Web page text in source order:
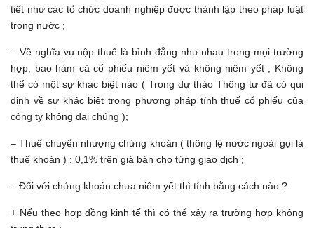
tiết như các tổ chức doanh nghiệp được thành lập theo pháp luật
trong nước ;
– Về nghĩa vụ nộp thuế là bình đẳng như nhau trong mọi trường
hợp, bao hàm cả cổ phiếu niêm yết và không niêm yết ; Không
thể có một sự khác biệt nào ( Trong dự thảo Thông tư đã có qui
định về sự khác biệt trong phương pháp tính thuế cổ phiếu của
công ty không đại chúng );
– Thuế chuyển nhượng chứng khoán ( thông lệ nước ngoài gọi là
thuế khoán ) : 0,1% trên giá bán cho từng giao dịch ;
– Đối với chứng khoán chưa niêm yết thì tính bằng cách nào ?
+ Nếu theo hợp đồng kinh tế thì có thể xảy ra trường hợp không